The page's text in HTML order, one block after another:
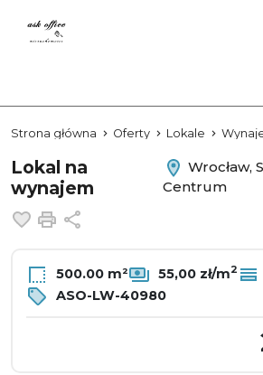
Strona główna Oferty Lokale
Lokal na
wynajem
Wrocław,
Centrum
Dodaj do ulubionych
Drukuj
500.00 m² 55,00 zł/m2
ASO-LW-40980